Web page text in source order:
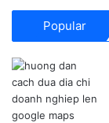
Popular